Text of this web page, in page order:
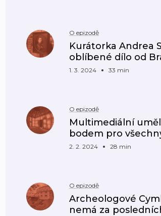
O epizodě
Kurátorka Andrea
oblíbené dílo od
1. 3. 2024 33 min
O epizodě
Multimediální
bodem pro
2. 2. 2024 28 min
O epizodě
Archeologové
nemá za